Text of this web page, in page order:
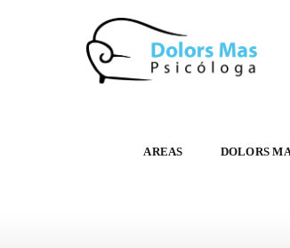
AREAS DOLORS